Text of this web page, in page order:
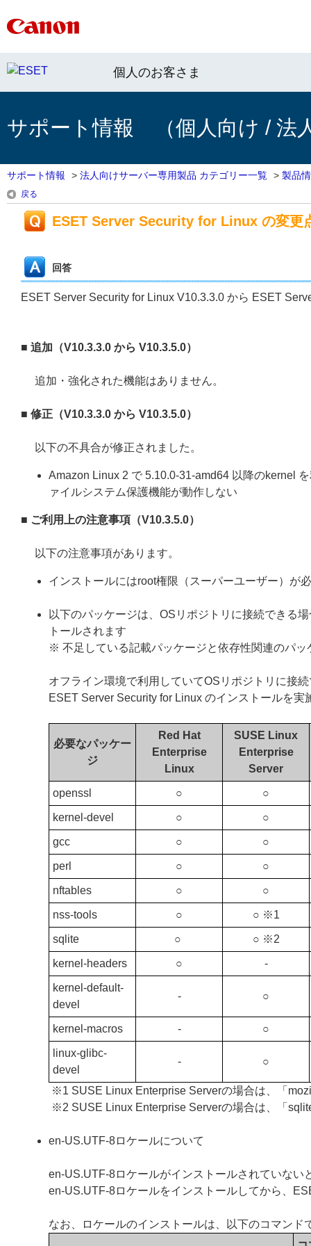
個人のお客さま
サポート情報 （個人向け / 法
サポート情報 > 法人向けサーバー専用製品 カテゴリー一覧 > 製品
戻る
ESET Server Security for Linux の変更
回答
ESET Server Security for Linux V10.3.3.0 から ESET
■ 追加（V10.3.3.0 から V10.3.5.0）
追加・強化された機能はありません。
■ 修正（V10.3.3.0 から V10.3.5.0）
以下の不具合が修正されました。
Amazon Linux 2 で 5.10.0-31-amd64 以降のkernel
ァイルシステム保護機能が動作しない
■ ご利用上の注意事項（V10.3.5.0）
以下の注意事項があります。
インストールにはroot権限（スーパーユーザー）が
以下のパッケージは、OSリポジトリに接続できる
トールされます
※ 不足している記載パッケージと依存性関連のパ
オフライン環境で利用していてOSリポジトリに接
ESET Server Security for Linux のインストールを実
必要なパッケー
ジ
Red Hat
Enterprise
Linux
SUSE Linux
Enterprise
Server
openssl ○ ○
kernel-devel ○ ○
gcc ○ ○
perl ○ ○
nftables ○ ○
nss-tools ○ ○ ※1
sqlite ○ ○ ※2
kernel-headers ○ ‐
kernel-default-
devel
‐ ○
kernel-macros ‐ ○
linux-glibc-
devel
‐ ○
※1 SUSE Linux Enterprise Serverの場合は、「
※2 SUSE Linux Enterprise Serverの場合は、「
en-US.UTF-8ロケールについて
en-US.UTF-8ロケールがインストールされていな
en-US.UTF-8ロケールをインストールしてから、
なお、ロケールのインストールは、以下のコマンド